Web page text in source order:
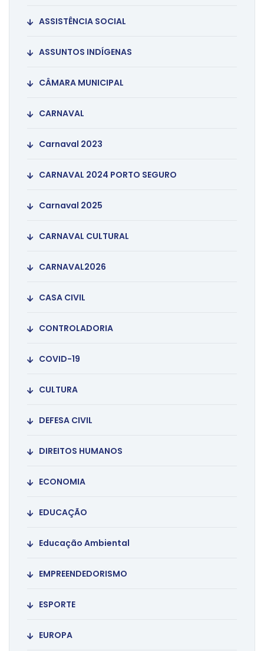
ASSISTÊNCIA SOCIAL
ASSUNTOS INDÍGENAS
CÂMARA MUNICIPAL
CARNAVAL
Carnaval 2023
CARNAVAL 2024 PORTO SEGURO
Carnaval 2025
CARNAVAL CULTURAL
CARNAVAL2026
CASA CIVIL
CONTROLADORIA
COVID-19
CULTURA
DEFESA CIVIL
DIREITOS HUMANOS
ECONOMIA
EDUCAÇÃO
Educação Ambiental
EMPREENDEDORISMO
ESPORTE
EUROPA